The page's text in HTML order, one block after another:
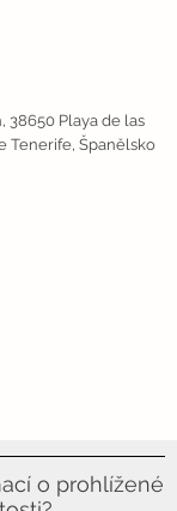
Playa de las
Tenerife, Španělsko
o prohlížené